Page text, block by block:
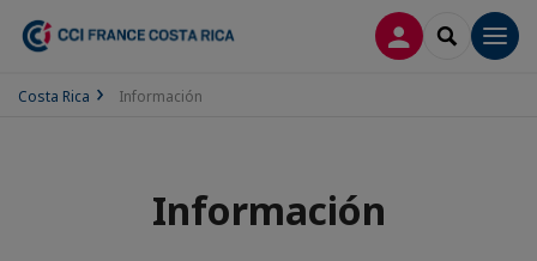
CONECTARSE
SEARCH
Costa Rica Información
Información